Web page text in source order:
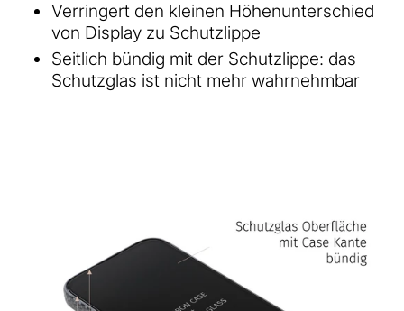
Verringert den kleinen Höhenunterschied
von Display zu Schutzlippe
Seitlich bündig mit der Schutzlippe: das
Schutzglas ist nicht mehr wahrnehmbar